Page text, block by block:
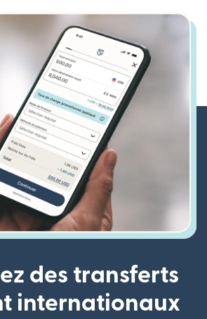
des transferts
internationaux